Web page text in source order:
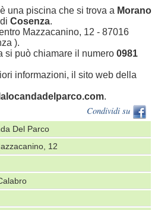
è una piscina che si trova a Morano
Cosenza.
Mazzacanino, 12 - 87016
).
si può chiamare il numero 0981
informazioni, il sito web della
.
Condividi su
Del Parco
12